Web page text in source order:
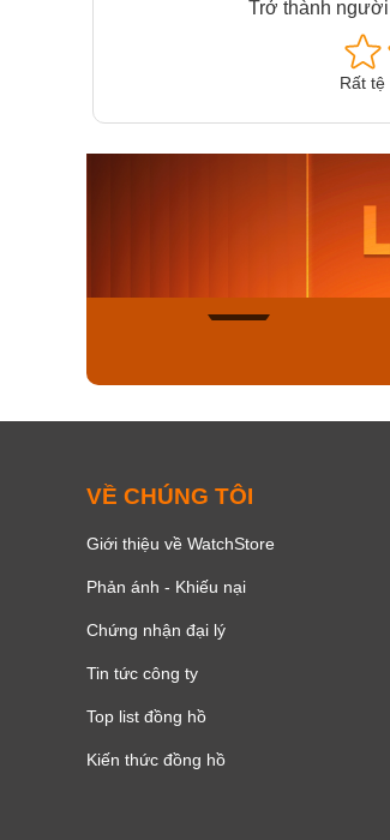
Trở thành
Rất tệ
VỀ CHÚNG TÔI
Giới thiệu về WatchStore
Phản ánh - Khiếu nại
Chứng nhận đại lý
Tin tức công ty
Top list đồng hồ
Kiến thức đồng hồ